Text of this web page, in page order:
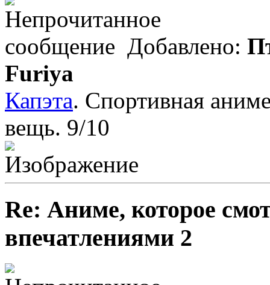
Добавлено:
Furiya
Капэта. Спортивная
вещь. 9/10
Re: Аниме, которое
впечатлениями 2